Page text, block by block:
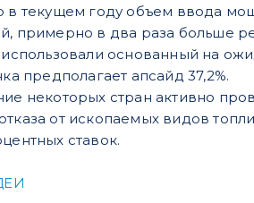
текущем году объем ввода
в два раза больше
основанный на
предполагает апсайд 37,2%.
некоторых стран активно
от ископаемых видов
ставок.